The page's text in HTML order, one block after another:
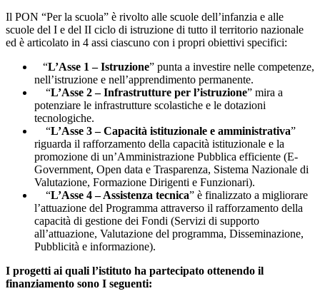
Il PON “Per la scuola” è rivolto alle scuole dell’infanzia e alle
scuole del I e del II ciclo di istruzione di tutto il territorio nazionale
ed è articolato in 4 assi ciascuno con i propri obiettivi specifici:
“L’Asse 1 – Istruzione” punta a investire nelle competenze,
nell’istruzione e nell’apprendimento permanente.
“L’Asse 2 – Infrastrutture per l’istruzione” mira a
potenziare le infrastrutture scolastiche e le dotazioni
tecnologiche.
“L’Asse 3 – Capacità istituzionale e amministrativa”
riguarda il rafforzamento della capacità istituzionale e la
promozione di un’Amministrazione Pubblica efficiente (E-
Government, Open data e Trasparenza, Sistema Nazionale di
Valutazione, Formazione Dirigenti e Funzionari).
“L’Asse 4 – Assistenza tecnica” è finalizzato a migliorare
l’attuazione del Programma attraverso il rafforzamento della
capacità di gestione dei Fondi (Servizi di supporto
all’attuazione, Valutazione del programma, Disseminazione,
Pubblicità e informazione).
I progetti ai quali l’istituto ha partecipato ottenendo il
finanziamento sono I seguenti: